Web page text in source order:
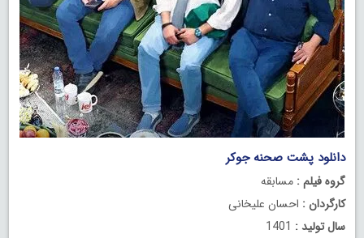
دانلود پشت صحنه جوکر
گروه فیلم : مسابقه
کارگردان : احسان علیخانی
سال تولید :